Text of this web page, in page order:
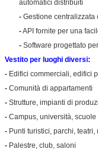
automatici distribuiti
- Gestione
-API fornite per una
- Software progettato
Vestito per luoghi diversi:
- Edifici commerciali, edifici
- Comunità di appartamenti
- Strutture, impianti di
- Campus, università, scuole
- Punti turistici, parchi, teatri,
- Palestre, club, saloni